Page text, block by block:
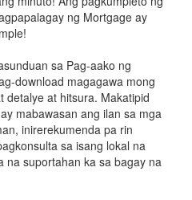
ng Mortgage ay
sa Pag-aako ng
download magagawa mong
detalye at hitsura. Makatipid
mabawasan ang ilan sa mga
inirerekumenda pa rin
sa isang lokal na
na suportahan ka sa bagay na